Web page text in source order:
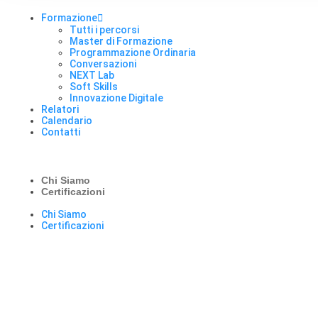
Formazione
Tutti i percorsi
Master di Formazione
Programmazione Ordinaria
Conversazioni
NEXT Lab
Soft Skills
Innovazione Digitale
Relatori
Calendario
Contatti
Chi Siamo
Certificazioni
Chi Siamo
Certificazioni